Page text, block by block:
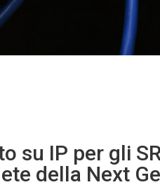
su IP per gli
della Next